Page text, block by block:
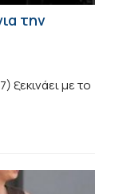
την
ξεκινάει με το